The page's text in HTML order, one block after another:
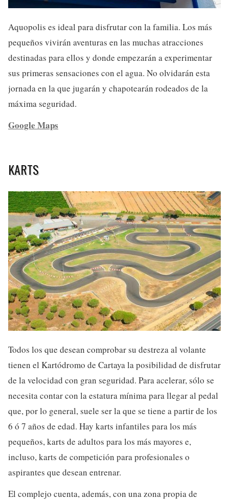
Aquopolis es ideal para disfrutar con la familia. Los más
pequeños vivirán aventuras en las muchas atracciones
destinadas para ellos y donde empezarán a experimentar
sus primeras sensaciones con el agua. No olvidarán esta
jornada en la que jugarán y chapotearán rodeados de la
máxima seguridad.
Google Maps
KARTS
Todos los que desean comprobar su destreza al volante
tienen el Kartódromo de Cartaya la posibilidad de disfrutar
de la velocidad con gran seguridad. Para acelerar, sólo se
necesita contar con la estatura mínima para llegar al pedal
que, por lo general, suele ser la que se tiene a partir de los
6 ó 7 años de edad. Hay karts infantiles para los más
pequeños, karts de adultos para los más mayores e,
incluso, karts de competición para profesionales o
aspirantes que desean entrenar.
El complejo cuenta, además, con una zona propia de